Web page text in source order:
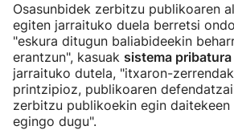
Osasunbidek zerbitzu publikoaren
egiten jarraituko duela berretsi
"eskura ditugun baliabideekin
erantzun", kasuak sistema pribatura
jarraituko dutela, "itxaron-
printzipioz, publikoaren
zerbitzu publikoekin egin daitekeen
egingo dugu".